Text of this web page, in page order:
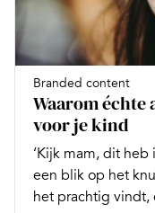
Branded content
Waarom
voor je kind
‘Kijk mam, dit
een blik op het
het prachtig vindt,